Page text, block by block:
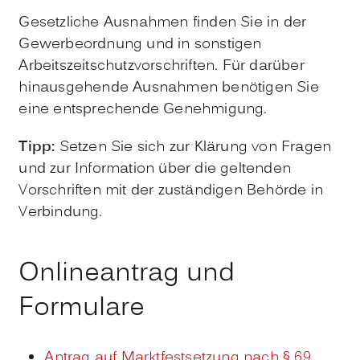
Gesetzliche Ausnahmen finden Sie in der
Gewerbeordnung und in sonstigen
Arbeitszeitschutzvorschriften. Für darüber
hinausgehende Ausnahmen benötigen Sie
eine entsprechende Genehmigung.
Tipp: Setzen Sie sich zur Klärung von Fragen
und zur Information über die geltenden
Vorschriften mit der zuständigen Behörde in
Verbindung.
Onlineantrag und
Formulare